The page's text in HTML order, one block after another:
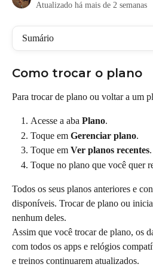
Atualizado há mais de 2 semanas
Sumário
Como trocar o plano
Para trocar de plano ou voltar a um
Acesse a aba Plano.
Toque em Gerenciar plano.
Toque em Ver planos recentes.
Toque no plano que você quer
Todos os seus planos anteriores e
disponíveis. Trocar de plano ou
nenhum deles.
Assim que você trocar de plano, os
com todos os apps e relógios
e treinos continuarem atualizados.